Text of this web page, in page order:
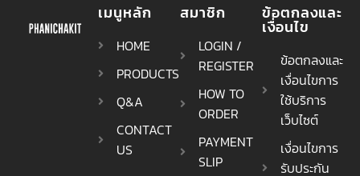
เมนูหลัก
HOME
PRODUCTS
Q&A
CONTACT
US
สมาชิก
LOGIN /
REGISTER
HOW TO
ORDER
PAYMENT
SLIP
ข้อตกลงและ
เงื่อนไข
ข้อตกลงและ
เงื่อนไขการ
ใช้บริการ
เว็บไซต์
เงื่อนไขการ
รับประกัน